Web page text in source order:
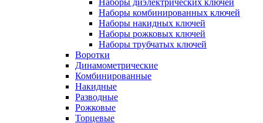
Наборы диэлектрических ключей
Наборы комбинированных ключей
Наборы накидных ключей
Наборы рожковых ключей
Наборы трубчатых ключей
Воротки
Динамометрические
Комбинированные
Накидные
Разводные
Рожковые
Торцевые